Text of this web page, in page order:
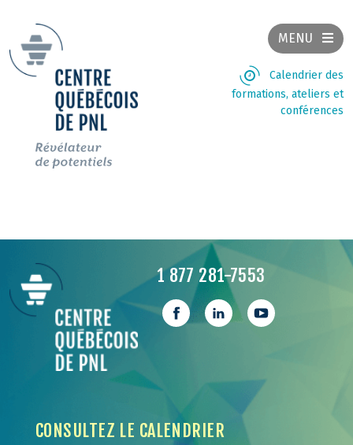
MENU
Calendrier des
formations, ateliers et
conférences
1 877 281-7553
CONSULTEZ LE CALENDRIER